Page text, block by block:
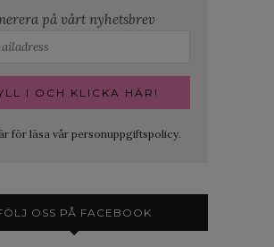
på vårt nyhetsbrev
för läsa vår personuppgiftspolicy.
OSS PÅ FACEBOOK